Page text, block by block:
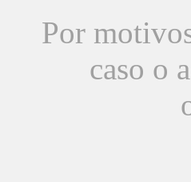
Por
caso o